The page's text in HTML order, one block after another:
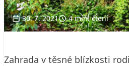
30. 7. 2021 4 min. čtení
Zahrada v těsné blízkosti